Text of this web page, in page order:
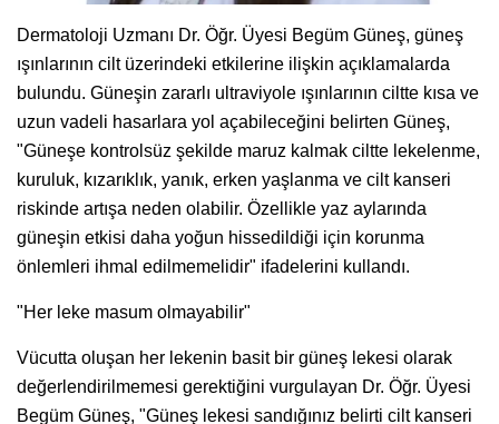
Dermatoloji Uzmanı Dr. Öğr. Üyesi Begüm Güneş, güneş
ışınlarının cilt üzerindeki etkilerine ilişkin açıklamalarda
bulundu. Güneşin zararlı ultraviyole ışınlarının ciltte kısa ve
uzun vadeli hasarlara yol açabileceğini belirten Güneş,
"Güneşe kontrolsüz şekilde maruz kalmak ciltte lekelenme,
kuruluk, kızarıklık, yanık, erken yaşlanma ve cilt kanseri
riskinde artışa neden olabilir. Özellikle yaz aylarında
güneşin etkisi daha yoğun hissedildiği için korunma
önlemleri ihmal edilmemelidir" ifadelerini kullandı.
"Her leke masum olmayabilir"
Vücutta oluşan her lekenin basit bir güneş lekesi olarak
değerlendirilmemesi gerektiğini vurgulayan Dr. Öğr. Üyesi
Begüm Güneş, "Güneş lekesi sandığınız belirti cilt kanseri